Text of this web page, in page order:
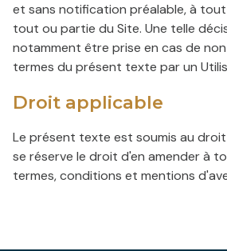
et sans notification préalable, à
tout ou partie du Site. Une telle
notamment être prise en cas de
termes du présent texte par un
Droit applicable
Le présent texte est soumis au
se réserve le droit d'en amender à
termes, conditions et mentions